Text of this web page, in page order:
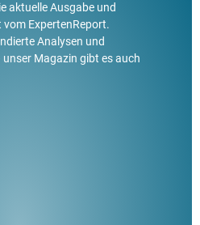
aktuelle Ausgabe und
vom ExpertenReport.
Analysen und
Magazin gibt es auch